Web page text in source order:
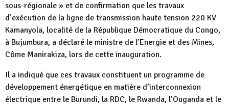
sous-régionale » et de confirmation que les travaux
d’exécution de la ligne de transmission haute tension 220 KV
Kamanyola, localité de la République Démocratique du Congo,
à Bujumbura, a déclaré le ministre de l’Energie et des Mines,
Côme Manirakiza, lors de cette inauguration.
Il a indiqué que ces travaux constituent un programme de
développement énergétique en matière d’interconnexion
électrique entre le Burundi, la RDC, le Rwanda, l’Ouganda et le